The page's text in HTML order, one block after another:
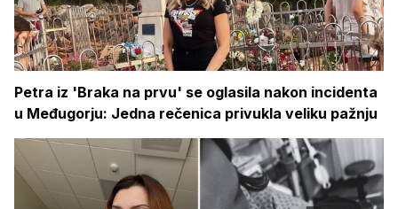
Petra iz 'Braka na prvu' se oglasila nakon incidenta
u Međugorju: Jedna rečenica privukla veliku pažnju